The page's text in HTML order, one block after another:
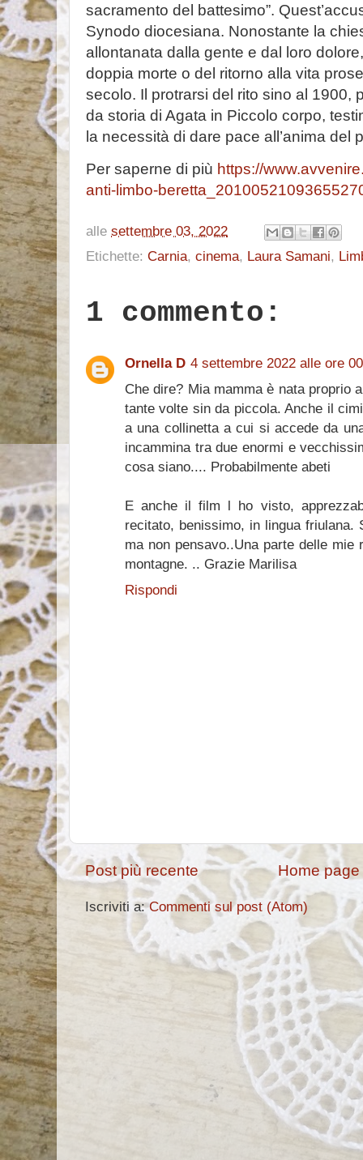
sacramento del battesimo”.
Synodo diocesiana. Nonostante la
allontanata dalla gente e dal loro
doppia morte o del ritorno alla vita
secolo. Il protrarsi del rito sino al 1900,
da storia di Agata in Piccolo corpo,
la necessità di dare pace all’anima del
Per saperne di più https://
anti-limbo-
alle settembre 03, 2022
Etichette: Carnia, cinema, Laura Samani,
1 commento:
Ornella D 4 settembre 2022 alle ore
Che dire? Mia mamma è nata proprio
tante volte sin da piccola. Anche il
a una collinetta a cui si accede da
incammina tra due enormi e
cosa siano.... Probabilmente abeti
E anche il film l ho visto,
recitato, benissimo, in lingua friulana.
ma non pensavo..Una parte delle
montagne. .. Grazie Marilisa
Rispondi
Post più recente Home page
Iscriviti a:Commenti sul post (Atom)